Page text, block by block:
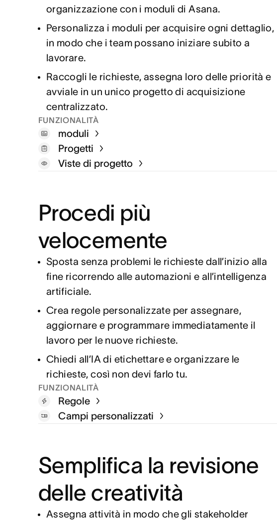
organizzazione con i moduli di Asana.
Personalizza i moduli per acquisire ogni dettaglio,
in modo che i team possano iniziare subito a
lavorare.
Raccogli le richieste, assegna loro delle priorità e
avviale in un unico progetto di acquisizione
centralizzato.
FUNZIONALITÀ
moduli
Progetti
Viste di progetto
Procedi più
velocemente
Sposta senza problemi le richieste dall’inizio alla
fine ricorrendo alle automazioni e all’intelligenza
artificiale.
Crea regole personalizzate per assegnare,
aggiornare e programmare immediatamente il
lavoro per le nuove richieste.
Chiedi all’IA di etichettare e organizzare le
richieste, così non devi farlo tu.
FUNZIONALITÀ
Regole
Campi personalizzati
Semplifica la revisione
delle creatività
Assegna attività in modo che gli stakeholder